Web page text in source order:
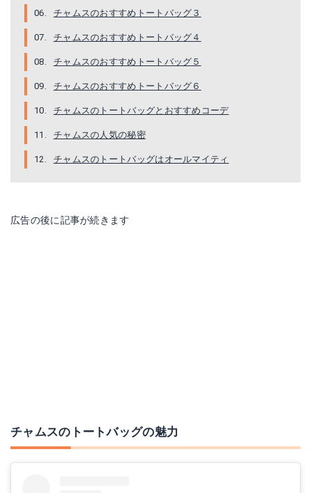
チャムスのおすすめトートバッグ３
チャムスのおすすめトートバッグ４
チャムスのおすすめトートバッグ５
チャムスのおすすめトートバッグ６
チャムスのトートバッグとおすすめコーデ
チャムスの人気の秘密
チャムスのトートバッグはオールマイティ
広告の後に記事が続きます
チャムスのトートバッグの魅力